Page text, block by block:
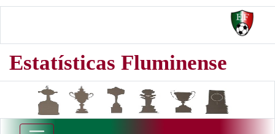
Estatísticas Fluminense